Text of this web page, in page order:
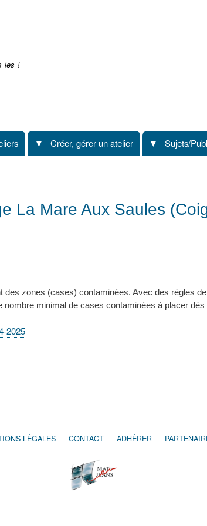
les !
Créer, gérer un atelier Sujets/
La Mare Aux Saules
zones (cases) contaminées. Avec des règles
minimal de cases contaminées à placer
2025
LÉGALES CONTACT ADHÉRER